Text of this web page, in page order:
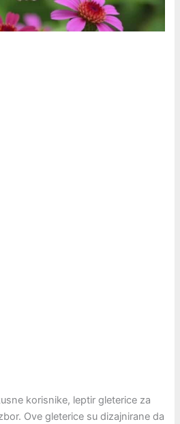
korisnike, leptir gleterice za
Ove gleterice su dizajnirane da